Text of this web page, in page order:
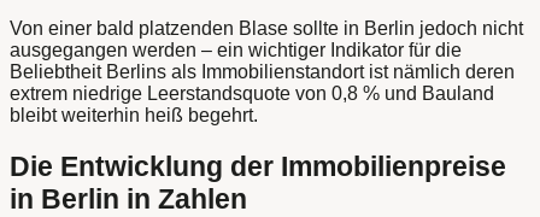
Von einer bald platzenden Blase sollte in Berlin jedoch nicht
ausgegangen werden – ein wichtiger Indikator für die
Beliebtheit Berlins als Immobilienstandort ist nämlich deren
extrem niedrige Leerstandsquote von 0,8 % und Bauland
bleibt weiterhin heiß begehrt.
Die Entwicklung der Immobilienpreise
in Berlin in Zahlen